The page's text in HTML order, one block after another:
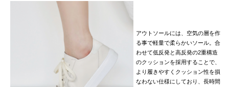
アウトソールには、空気の層を作
る事で軽量で柔らかいソール。合
わせて低反発と高反発の2重構造
のクッションを採用することで、
より履きやすくクッション性を損
なわない仕様にしており、長時間